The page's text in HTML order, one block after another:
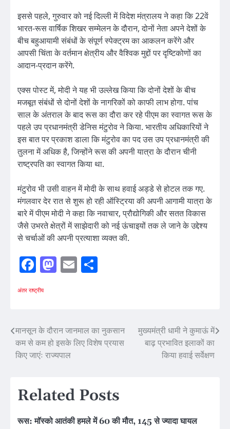
इससे पहले, गुरुवार को नई दिल्ली में विदेश मंत्रालय ने कहा कि 22वें
भारत-रूस वार्षिक शिखर सम्मेलन के दौरान, दोनों नेता अपने देशों के
बीच बहुआयामी संबंधों के संपूर्ण स्पेक्ट्रम का आकलन करेंगे और
आपसी चिंता के वर्तमान क्षेत्रीय और वैश्विक मुद्दों पर दृष्टिकोणों का
आदान-प्रदान करेंगे.
एक्स पोस्ट में, मोदी ने यह भी उल्लेख किया कि दोनों देशों के बीच
मजबूत संबंधों से दोनों देशों के नागरिकों को काफी लाभ होगा. पांच
साल के अंतराल के बाद रूस का दौरा कर रहे पीएम का स्वागत रूस के
पहले उप प्रधानमंत्री डेनिस मंटुरोव ने किया. भारतीय अधिकारियों ने
इस बात पर प्रकाश डाला कि मंटुरोव का पद उस उप प्रधानमंत्री की
तुलना में अधिक है, जिन्होंने रूस की अपनी यात्रा के दौरान चीनी
राष्ट्रपति का स्वागत किया था.
मंटुरोव भी उसी वाहन में मोदी के साथ हवाई अड्डे से होटल तक गए.
मंगलवार देर रात से शुरू हो रही ऑस्ट्रिया की अपनी आगामी यात्रा के
बारे में पीएम मोदी ने कहा कि नवाचार, प्रौद्योगिकी और सतत विकास
जैसे उभरते क्षेत्रों में साझेदारी को नई ऊंचाइयों तक ले जाने के उद्देश्य
से चर्चाओं की अपनी प्रत्याशा व्यक्त की.
Facebook
Mastodon
Email
अंतर राष्ट्रीय
Post
navigation
मानसून के दौरान जानमाल का नुकसान
कम से कम हो इसके लिए विशेष प्रयास
किए जाएंः राज्यपाल
मुख्यमंत्री धामी ने कुमाऊं में
बाढ़ प्रभावित इलाकों का
किया हवाई सर्वेक्षण
Related Posts
रूस: मॉस्को आतंकी हमले में 60 की मौत, 145 से ज्यादा घायल